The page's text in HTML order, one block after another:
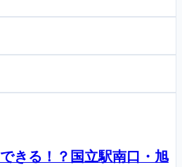
きる！？国立駅南口・旭